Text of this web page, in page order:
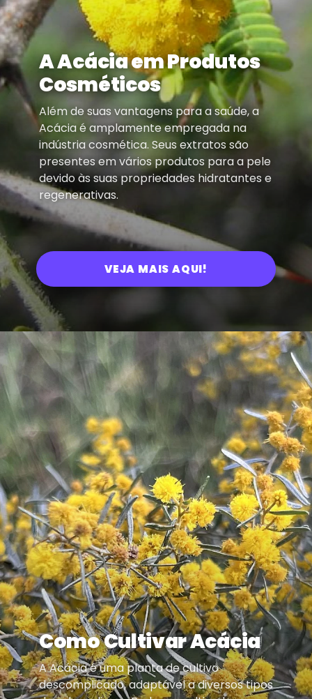
A Acácia em Produtos
Cosméticos
Além de suas vantagens para a saúde, a
Acácia é amplamente empregada na
indústria cosmética. Seus extratos são
presentes em vários produtos para a pele
devido às suas propriedades hidratantes e
regenerativas.
VEJA MAIS AQUI!
Como Cultivar Acácia
A Acácia é uma planta de cultivo
descomplicado, adaptável a diversos tipos